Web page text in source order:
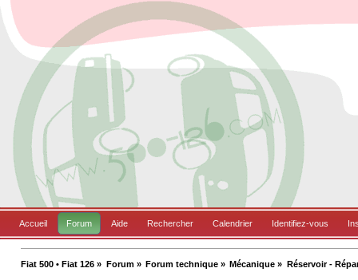
Accueil Forum Aide Rechercher Calendrier Identifiez-vous
Fiat 500 • Fiat 126 » Forum» Forum technique» Mécanique » Réservoir -